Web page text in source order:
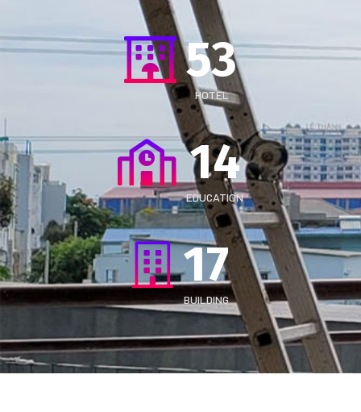
53
HOTEL
14
EDUCATION
17
BUILDING